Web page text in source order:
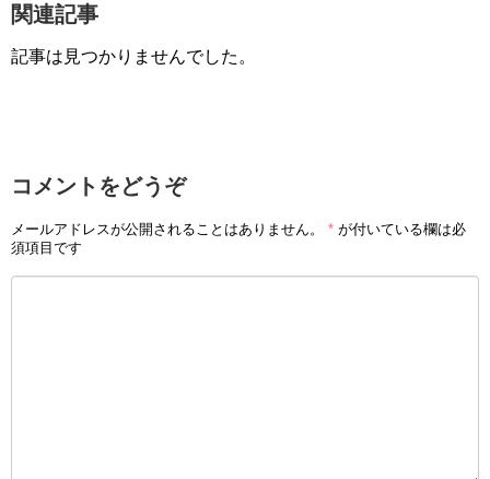
関連記事
記事は見つかりませんでした。
コメントをどうぞ
メールアドレスが公開されることはありません。 * が付いている欄は必
須項目です